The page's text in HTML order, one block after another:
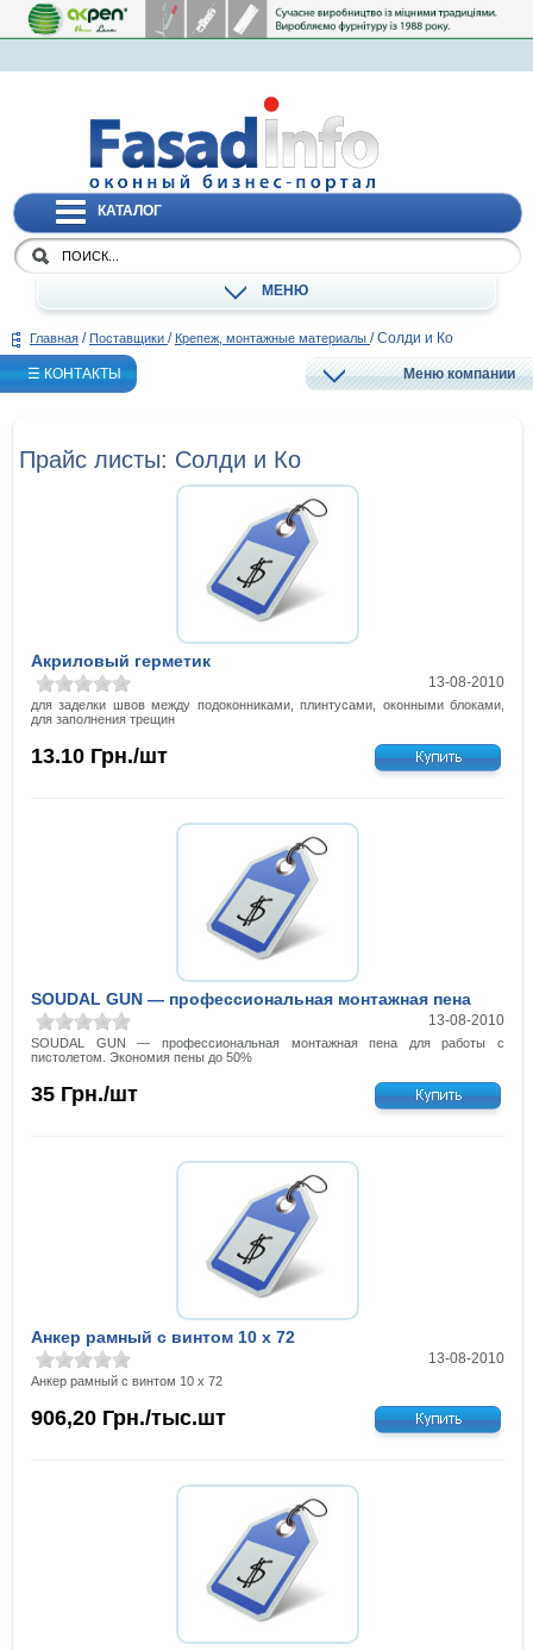
КАТАЛОГ
МЕНЮ
Главная / Поставщики / Крепеж, монтажные материалы / Солди и Ко
☰ КОНТАКТЫ Меню компании
Прайс листы: Солди и Ко
Акриловый герметик
13-08-2010
для заделки швов между подоконниками, плинтусами, оконными блоками,
для заполнения трещин
13.10 Грн./шт
SOUDAL GUN — профессиональная монтажная пена
13-08-2010
SOUDAL GUN — профессиональная монтажная пена для работы с
пистолетом. Экономия пены до 50%
35 Грн./шт
Анкер рамный с винтом 10 х 72
13-08-2010
Анкер рамный с винтом 10 х 72
906,20 Грн./тыс.шт